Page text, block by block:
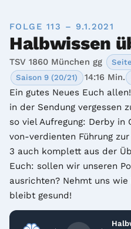
FOLGE 113 – 9.1.2021
Halbwissen
TSV 1860 München gg
Saison 9 (20/21) 14:16 Min.
Ein gutes Neues Euch
in der Sendung vergessen
so viel Aufregung: Derby in
von-verdienten Führung
3 auch komplett aus der
Euch: sollen wir unseren
ausrichten? Nehmt uns
bleibt gesund!